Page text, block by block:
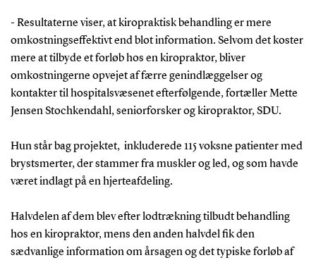
- Resultaterne viser, at kiropraktisk behandling er mere
omkostningseffektivt end blot information. Selvom det koster
mere at tilbyde et forløb hos en kiropraktor, bliver
omkostningerne opvejet af færre genindlæggelser og
kontakter til hospitalsvæsenet efterfølgende, fortæller Mette
Jensen Stochkendahl, seniorforsker og kiropraktor, SDU.
Hun står bag projektet, inkluderede 115 voksne patienter med
brystsmerter, der stammer fra muskler og led, og som havde
været indlagt på en hjerteafdeling.
Halvdelen af dem blev efter lodtrækning tilbudt behandling
hos en kiropraktor, mens den anden halvdel fik den
sædvanlige information om årsagen og det typiske forløb af